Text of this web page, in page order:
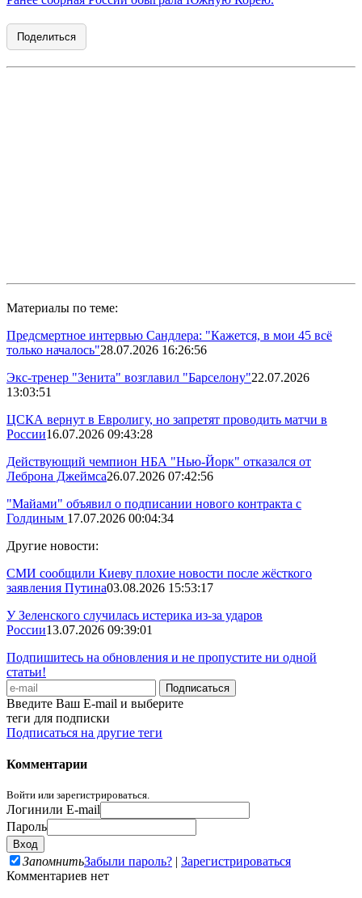
Поделиться
Материалы по теме:
Предсмертное интервью Сандлера: "Кажется, в мои 45 всё
только началось"28.07.2026 16:26:56
Экс-тренер "Зенита" возглавил "Барселону"22.07.2026
13:03:51
ЦСКА вернут в Евролигу, но запретят проводить матчи в
России16.07.2026 09:43:28
Действующий чемпион НБА "Нью-Йорк" отказался от
Леброна Джеймса26.07.2026 07:42:56
"Майами" объявил о подписании нового контракта с
Голдиным 17.07.2026 00:04:34
Другие новости:
СМИ сообщили Киеву плохие новости после жёсткого
заявления Путина03.08.2026 15:53:17
У Зеленского случилась истерика из-за ударов
России13.07.2026 09:39:01
Подпишитесь на обновления и не пропустите ни одной
статьи!
Введите Ваш E-mail и выберите
теги для подписки
Подписаться на другие теги
Комментарии
Войти или зарегистрироваться.
Логинили E-mail
Пароль
ЗапомнитьЗабыли пароль? | Зарегистрироваться
Комментариев нет